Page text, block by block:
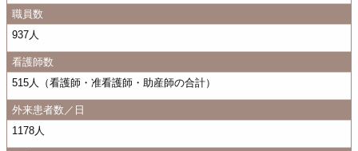
職員数
937人
看護師数
515人（看護師・准看護師・助産師の合計）
外来患者数／日
1178人